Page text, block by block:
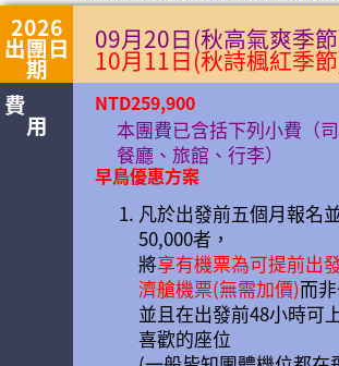
2026
出團日
期
09月20日(秋高氣爽季
10月11日(秋詩楓紅季
費
用
NTD259,900
本團費已含括下列小費（
餐廳、旅館、行李）
早鳥優惠方案
凡於出發前五個月報名
50,000者，
將享有機票為可提前出
濟艙機票(無需加價)而
並且在出發前48小時可
喜歡的座位